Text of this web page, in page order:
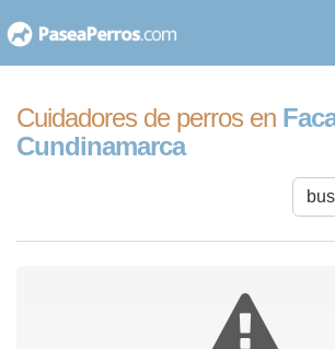
al
Cuidadores de perros en
Cundinamarca